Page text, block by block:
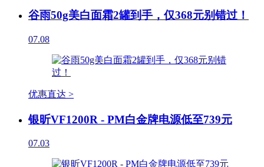
谷雨50g美白面霜2罐到手，仅368元别错过！
07.08
优惠直达 >
银昕VF1200R - PM白金牌电源低至739元
07.03